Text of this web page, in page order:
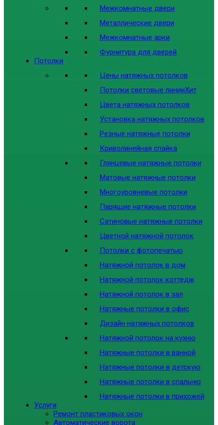
Межкомнатные двери
Металлические двери
Межкомнатные арки
Фурнитура для дверей
Потолки
Цены натяжных потолков
Потолки световые линииХит
Цвета натяжных потолков
Установка натяжных потолков
Резные натяжные потолки
Криволинейная спайка
Глянцевые натяжные потолки
Матовые натяжные потолки
Многоуровневые потолки
Парящие натяжные потолки
Сатиновые натяжные потолки
Цветной натяжной потолок
Потолки с фотопечатью
Натяжной потолок в дом
Натяжной потолок коттедж
Натяжной потолок в зал
Натяжные потолки в офис
Дизайн натяжных потолков
Натяжной потолок на кухню
Натяжные потолки в ванной
Натяжные потолки в детскую
Натяжные потолки в спальню
Натяжные потолки в прихожей
Услуги
Ремонт пластиковых окон
Автоматические ворота